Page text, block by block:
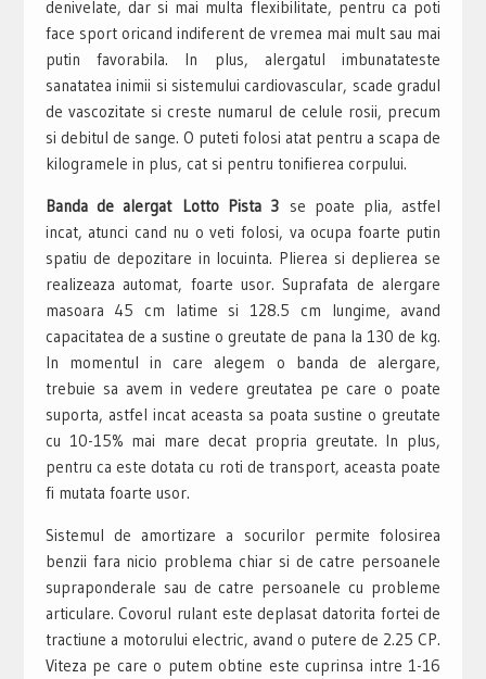
denivelate, dar si mai multa flexibilitate, pentru ca poti
face sport oricand indiferent de vremea mai mult sau mai
putin favorabila. In plus, alergatul imbunatateste
sanatatea inimii si sistemului cardiovascular, scade gradul
de vascozitate si creste numarul de celule rosii, precum
si debitul de sange. O puteti folosi atat pentru a scapa de
kilogramele in plus, cat si pentru tonifierea corpului.
Banda de alergat Lotto Pista 3 se poate plia, astfel
incat, atunci cand nu o veti folosi, va ocupa foarte putin
spatiu de depozitare in locuinta. Plierea si deplierea se
realizeaza automat, foarte usor. Suprafata de alergare
masoara 45 cm latime si 128.5 cm lungime, avand
capacitatea de a sustine o greutate de pana la 130 de kg.
In momentul in care alegem o banda de alergare,
trebuie sa avem in vedere greutatea pe care o poate
suporta, astfel incat aceasta sa poata sustine o greutate
cu 10-15% mai mare decat propria greutate. In plus,
pentru ca este dotata cu roti de transport, aceasta poate
fi mutata foarte usor.
Sistemul de amortizare a socurilor permite folosirea
benzii fara nicio problema chiar si de catre persoanele
supraponderale sau de catre persoanele cu probleme
articulare. Covorul rulant este deplasat datorita fortei de
tractiune a motorului electric, avand o putere de 2.25 CP.
Viteza pe care o putem obtine este cuprinsa intre 1-16